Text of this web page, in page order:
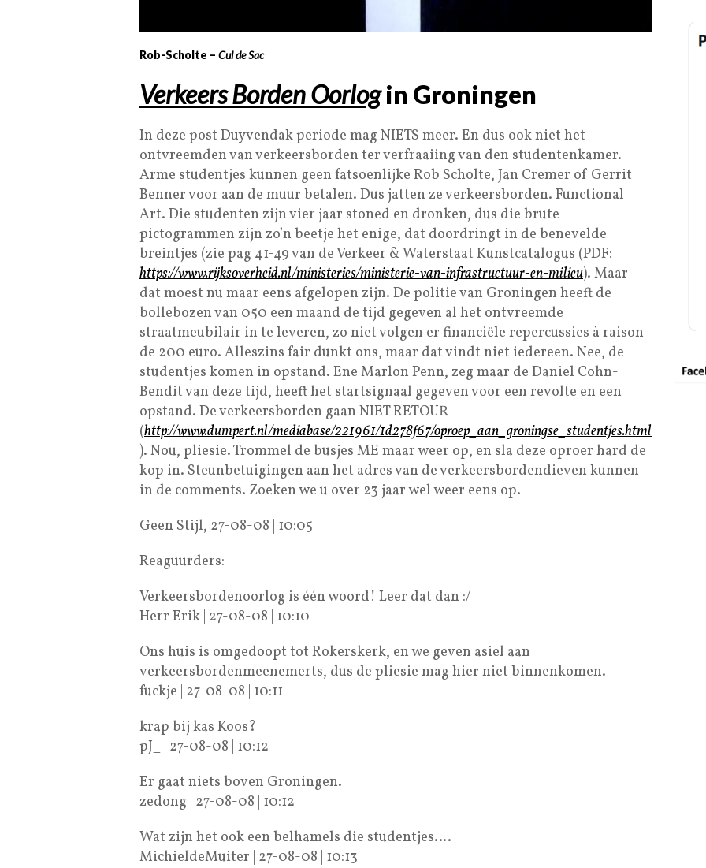
Rob-Scholte – Cul de Sac
Verkeers Borden Oorlogin Groningen
In deze post Duyvendak periode mag NIETS meer. En dus ook niet het
ontvreemden van verkeersborden ter verfraaiing van den studentenkamer.
Arme studentjes kunnen geen fatsoenlijke Rob Scholte, Jan Cremer of Gerrit
Benner voor aan de muur betalen. Dus jatten ze verkeersborden. Functional
Art. Die studenten zijn vier jaar stoned en dronken, dus die brute
pictogrammen zijn zo’n beetje het enige, dat doordringt in de benevelde
breintjes (zie pag 41-49 van de Verkeer & Waterstaat Kunstcatalogus (PDF:
https://www.rijksoverheid.nl/ministeries/ministerie-van-infrastructuur-en-milieu). Maar
dat moest nu maar eens afgelopen zijn. De politie van Groningen heeft de
bollebozen van 050 een maand de tijd gegeven al het ontvreemde
straatmeubilair in te leveren, zo niet volgen er financiële repercussies à raison
de 200 euro. Alleszins fair dunkt ons, maar dat vindt niet iedereen. Nee, de
studentjes komen in opstand. Ene Marlon Penn, zeg maar de Daniel Cohn-
Bendit van deze tijd, heeft het startsignaal gegeven voor een revolte en een
opstand. De verkeersborden gaan NIET RETOUR
(http://www.dumpert.nl/mediabase/221961/1d278f67/oproep_aan_groningse_studentjes.html
). Nou, pliesie. Trommel de busjes ME maar weer op, en sla deze oproer hard de
kop in. Steunbetuigingen aan het adres van de verkeersbordendieven kunnen
in de comments. Zoeken we u over 23 jaar wel weer eens op.
Geen Stijl, 27-08-08 | 10:05
Reaguurders:
Verkeersbordenoorlog is één woord! Leer dat dan :/
Herr Erik | 27-08-08 | 10:10
Ons huis is omgedoopt tot Rokerskerk, en we geven asiel aan
verkeersbordenmeenemerts, dus de pliesie mag hier niet binnenkomen.
fuckje | 27-08-08 | 10:11
krap bij kas Koos?
pJ_ | 27-08-08 | 10:12
Er gaat niets boven Groningen.
zedong | 27-08-08 | 10:12
Wat zijn het ook een belhamels die studentjes….
MichieldeMuiter | 27-08-08 | 10:13